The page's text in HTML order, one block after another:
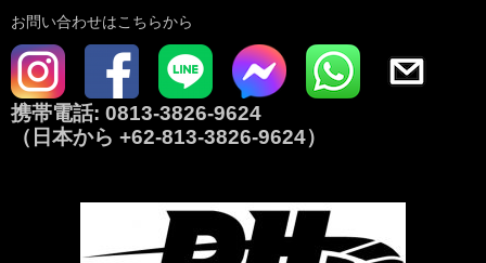
お問い合わせはこちらから
携帯電話: 0813-3826-9624
（日本から +62-813-3826-9624）